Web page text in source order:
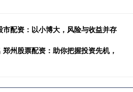
市配资：以小博大，风险与收益并存
州股票配资：助你把握投资先机，